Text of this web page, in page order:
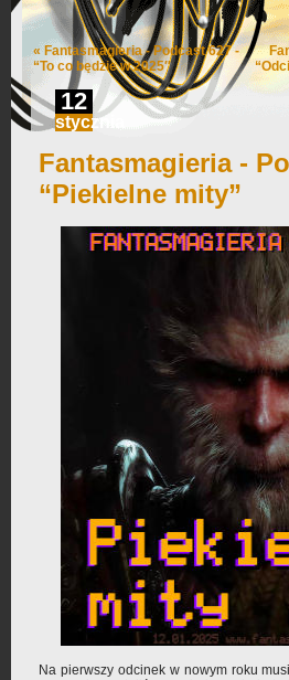
« Fantasmagieria - Podcast 627 -
“To co będzie w 2025″
12
stycznia
Fantasmagieria -
“Piekielne mity”
Na pierwszy odcinek w nowym roku